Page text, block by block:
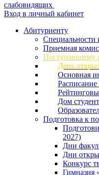
слабовидящих
Вход в личный кабинет
Абитуриенту
Специальности
Приемная
Поступающему
День
Основная
Дом
Подготовка к
2027)
Дни
Дни
Конкурс
Гимназия